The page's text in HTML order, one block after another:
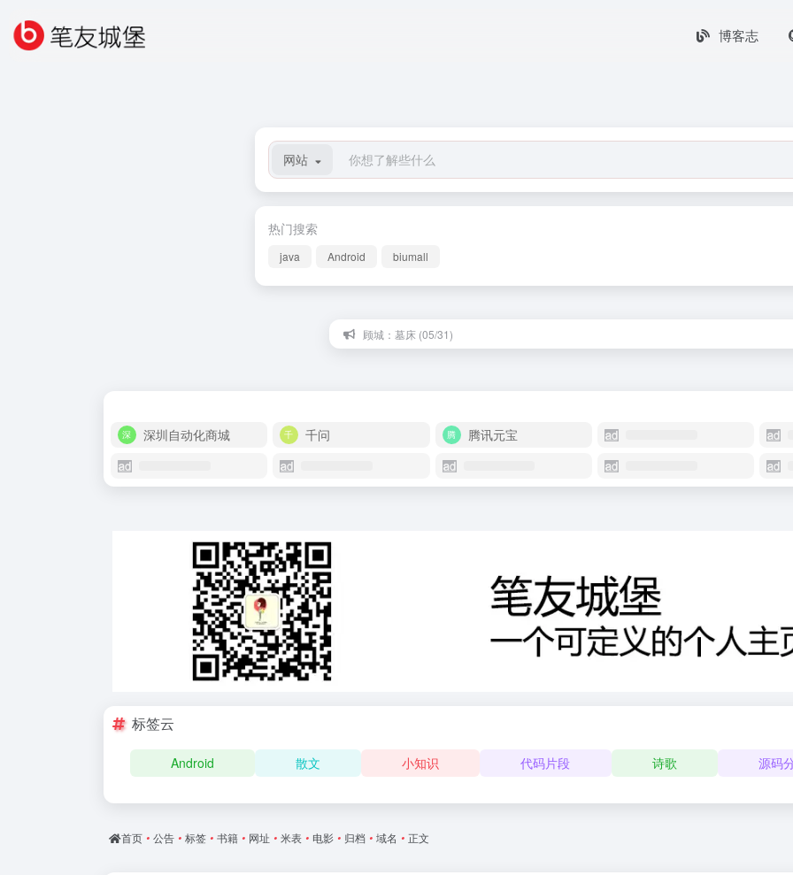
博客志
网站
热门搜索
java Android biumall
顾城：墓床 (05/31)
深圳自动化商城 千问 腾讯元宝
标签云
Android 散文 小知识 代码片段 诗歌 源码
首页 • 公告 • 标签 • 书籍 • 网址 • 米表 • 电影 • 归档 • 域名 • 正文